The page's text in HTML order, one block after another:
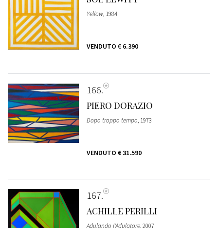
Yellow, 1984
VENDUTO € 6.390
166
PIERO DORAZIO
Dopo troppo tempo, 1973
VENDUTO € 31.590
167
ACHILLE PERILLI
Adulando l'Adulatore, 2007